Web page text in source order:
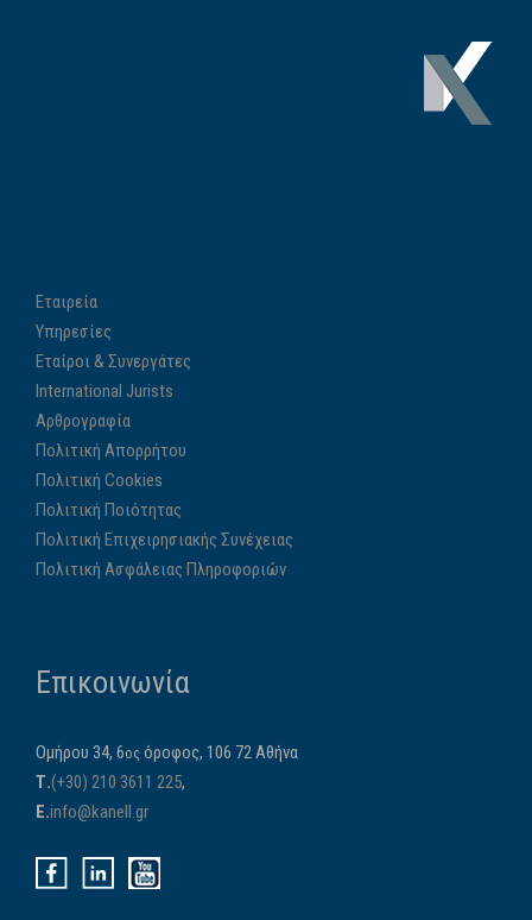
Εταιρεία
Υπηρεσίες
Εταίροι & Συνεργάτες
International Jurists
Αρθρογραφία
Πολιτική Απορρήτου
Πολιτική Cookies
Πολιτική Ποιότητας
Πολιτική Επιχειρησιακής Συνέχειας
Πολιτική Ασφάλειας Πληροφοριών
Επικοινωνία
Ομήρου 34, 6ος όροφος, 106 72 Αθήνα
Τ.(+30) 210 3611 225,
E.info@kanell.gr